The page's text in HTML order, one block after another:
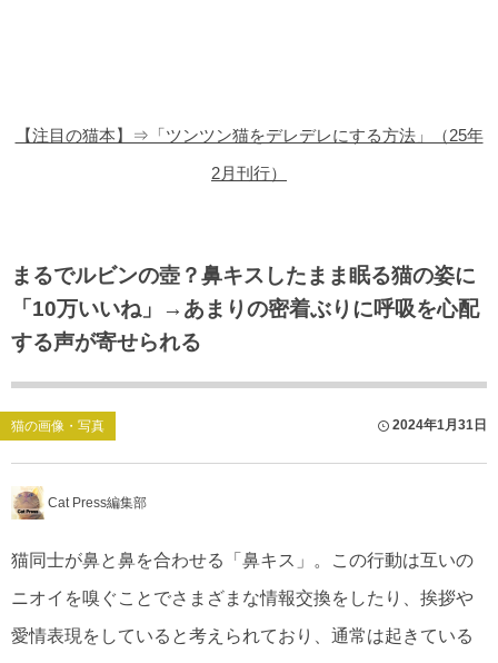
【注目の猫本】⇒「ツンツン猫をデレデレにする方法」（25年
2月刊行）
まるでルビンの壺？鼻キスしたまま眠る猫の姿に
「10万いいね」→あまりの密着ぶりに呼吸を心配
する声が寄せられる
猫の画像・写真 2024年1月31日
Cat Press編集部
猫同士が鼻と鼻を合わせる「鼻キス」。この行動は互いの
ニオイを嗅ぐことでさまざまな情報交換をしたり、挨拶や
愛情表現をしていると考えられており、通常は起きている
猫のゲーム・アプリ
猫のフリー写真素材